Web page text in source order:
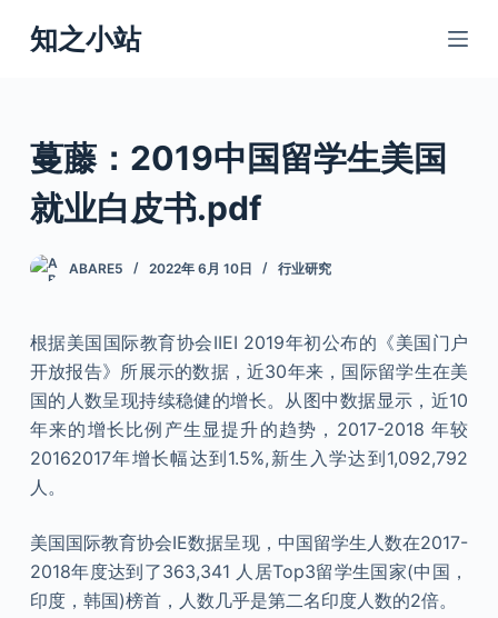
跳
过
知之小站
蔓藤：2019中国留学生美国
就业白皮书.pdf
ABARE5 2022年 6月 10日 行业研究
根据美国国际教育协会IIEI 2019年初公布的《美国门户
开放报告》所展示的数据，近30年来，国际留学生在美
国的人数呈现持续稳健的增长。从图中数据显示，近10
年来的增长比例产生显提升的趋势，2017-2018 年较
20162017年增长幅达到1.5%,新生入学达到1,092,792
人。
美国国际教育协会IE数据呈现，中国留学生人数在2017-
2018年度达到了363,341 人居Top3留学生国家(中国，
印度，韩国)榜首，人数几乎是第二名印度人数的2倍。